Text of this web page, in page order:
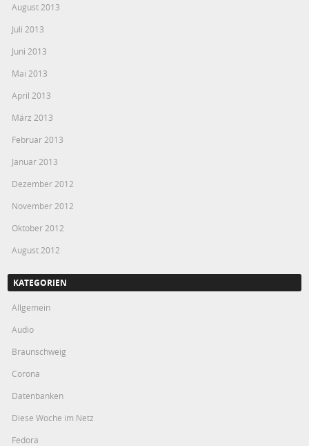
August 2013
Juli 2013
Juni 2013
Mai 2013
April 2013
März 2013
Februar 2013
Januar 2013
Dezember 2012
November 2012
Oktober 2012
August 2012
KATEGORIEN
Allgemein
Audio
Braunschweig
Corona
Datenbanken
Diese Woche im Netz
Fedora